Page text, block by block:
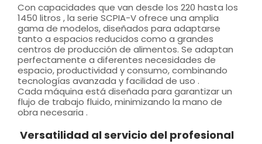
Con capacidades que van desde los 220 hasta los
1450 litros , la serie SCPIA-V ofrece una amplia
gama de modelos, diseñados para adaptarse
tanto a espacios reducidos como a grandes
centros de producción de alimentos. Se adaptan
perfectamente a diferentes necesidades de
espacio, productividad y consumo, combinando
tecnologías avanzada y facilidad de uso .
Cada máquina está diseñada para garantizar un
flujo de trabajo fluido, minimizando la mano de
obra necesaria .
Versatilidad al servicio del profesional